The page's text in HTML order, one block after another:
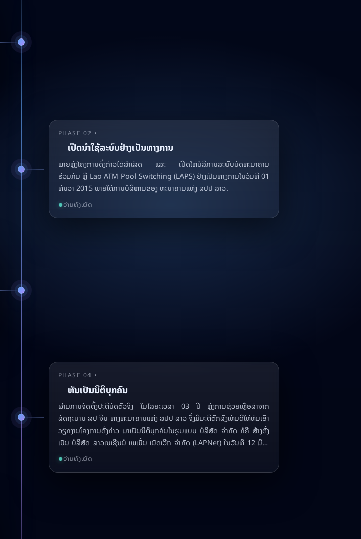
PHASE 02 •
ເປີດນຳໃຊ້ລະບົບຢ່າງເປັນທາງການ
ພາຍຫຼັງໂຄງການດັ່ງກ່າວໄດ້ສໍາເລັດ ແລະ ເປີດໃຫ້ບໍລິການລະບົບບັດທະນາຄານ
ຮ່ວມກັນ ຫຼື Lao ATM Pool Switching (LAPS) ຢ່າງເປັນທາງການໃນວັນທີ 01
ທັນວາ 2015 ພາຍໃຕ້ການບໍລິຫານຂອງ ທະນາຄານແຫ່ງ ສປປ ລາວ.
●ອ່ານທັງໝົດ
PHASE 04 •
ຫັນເປັນນິຕິບຸກຄົນ
ຜ່ານການຈັດຕັ້ງປະຕິບັດຕົວຈິງ ໃນໄລຍະເວລາ 03 ປີ ຫຼັງການຊ່ວຍເຫຼືອລ້າຈາກ
ລັດຖະບານ ສປ ຈີນ ທາງທະນາຄານແຫ່ງ ສປປ ລາວ ຈຶ່ງມີມະຕິຕົກລົງເຫັນດີໃຫ້ຫັນເອົາ
ວຽກງານໂຄງການດັ່ງກ່າວ ມາເປັນນິຕິບຸກຄົນໃນຮູບແບບ ບໍລິສັດ ຈໍາກັດ ກໍຄື ສ້າງຕັ້ງ
ເປັນ ບໍລິສັດ ລາວເນເຊີນນໍ ເພເມັ້ນ ເນັດເວີກ ຈຳກັດ (LAPNet) ໃນວັນທີ 12 ມີນາ
2019 ທີ່ດໍາເນີນທຸລະກິດພາຍໃຕ້ການຮ່ວມທຶນຂອງ 09 ຜູ້ຖືຮຸ້ນ.
●ອ່ານທັງໝົດ